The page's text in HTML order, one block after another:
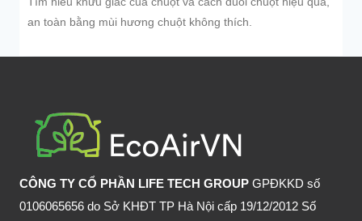
an toàn bằng mùi hương chuột không thích.
CÔNG TY CỔ PHẦN LIFE TECH GROUP GPĐKKD số
0106065656 do Sở KHĐT TP Hà Nội cấp 19/12/2012 Số